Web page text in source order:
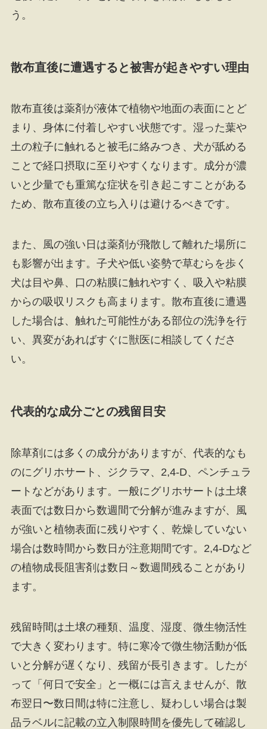
う。
散布直後に遭遇すると被害が起きやすい理由
散布直後は薬剤が液体で植物や地面の表面にとど
まり、身体に付着しやすい状態です。湿った葉や
土の粒子に触れると被毛に絡みつき、犬が舐める
ことで経口摂取に至りやすくなります。成分が濃
いと少量でも重篤な症状を引き起こすことがある
ため、散布直後の立ち入りは避けるべきです。
また、風の強い日は薬剤が飛散して離れた場所に
も影響が出ます。子犬や低い姿勢で草むらを歩く
犬は目や鼻、口の粘膜に触れやすく、吸入や粘膜
からの吸収リスクも高まります。散布直後に遭遇
した場合は、触れた可能性がある部位の洗浄を行
い、異変があればすぐに獣医に相談してくださ
い。
代表的な成分ごとの残留目安
除草剤には多くの成分がありますが、代表的なも
のにグリホサート、ジクラマ、2,4-D、ペンチュラ
ートなどがあります。一般にグリホサートは土壌
表面では数日から数週間で分解が進みますが、風
が強いと植物表面に残りやすく、乾燥していない
場合は数時間から数日が注意期間です。2,4-Dなど
の植物成長阻害剤は数日～数週間残ることがあり
ます。
残留時間は土壌の種類、温度、湿度、微生物活性
で大きく変わります。特に寒冷で微生物活動が低
いと分解が遅くなり、残留が長引きます。したが
って「何日で安全」と一概には言えませんが、散
布翌日〜数日間は特に注意し、疑わしい場合は製
品ラベルに記載の立入制限時間を優先して確認し